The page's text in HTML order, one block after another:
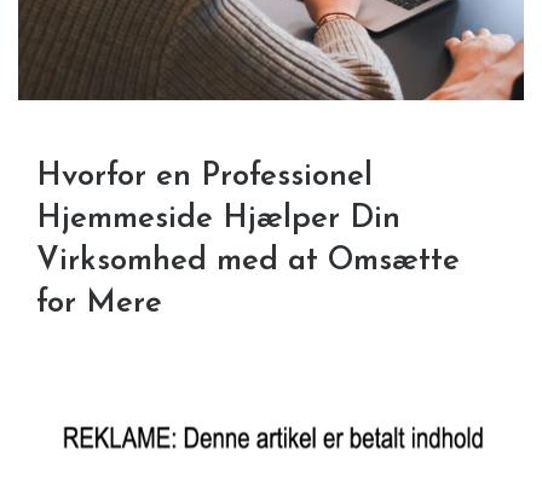
Hvorfor en Professionel
Hjemmeside Hjælper Din
Virksomhed med at Omsætte
for Mere